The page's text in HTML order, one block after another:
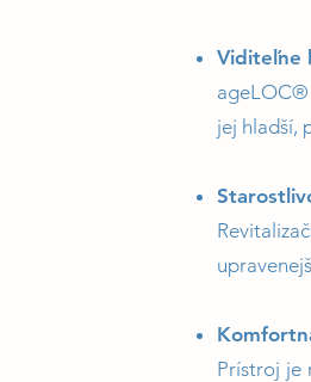
Viditeľne
ageLOC®
jej hladší,
Prístroj je